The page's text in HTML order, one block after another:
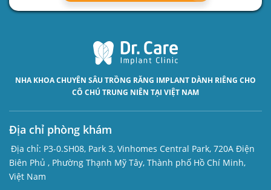
NHA KHOA CHUYÊN SÂU TRỒNG RĂNG IMPLANT DÀNH RIÊNG CHO
CÔ CHÚ TRUNG NIÊN TẠI VIỆT NAM
Địa chỉ phòng khám
Địa chỉ: P3-0.SH08, Park 3, Vinhomes Central Park, 720A Điện
Biên Phủ , Phường Thạnh Mỹ Tây, Thành phố Hồ Chí Minh,
Việt Nam